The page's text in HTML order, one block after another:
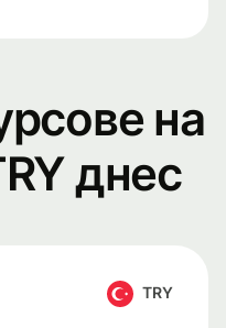
на
днес
TRY